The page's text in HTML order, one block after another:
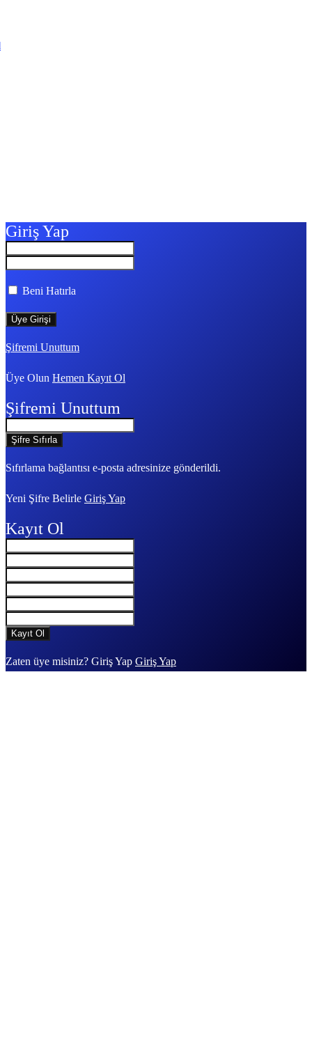
Giriş Yap
Beni Hatırla
Şifremi Unuttum
Üye Olun Hemen Kayıt Ol
Şifremi Unuttum
Sıfırlama bağlantısı e-posta adresinize gönderildi.
Yeni Şifre Belirle Giriş Yap
Kayıt Ol
Zaten üye misiniz? Giriş Yap Giriş Yap